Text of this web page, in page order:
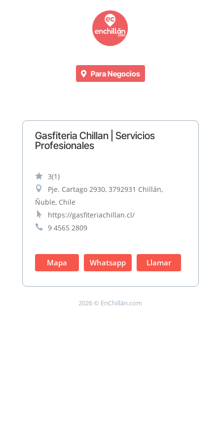
Para Negocios
Gasfiteria Chillan | Servicios
Profesionales
 3(1)

Pje. Cartago 2930, 3792931 Chillán,
Ñuble, Chile
 https://gasfiteriachillan.cl/
 9 4565 2809
Mapa Whatsapp Llamar
2026 © EnChillán.com